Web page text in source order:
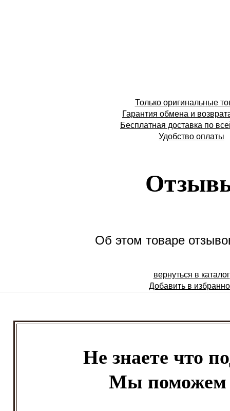
Только оригинальные
Гарантия обмена и
Бесплатная доставка по
Удобство оплаты
Об этом товаре
вернуться в каталог
Добавить в
Не знаете что
Мы